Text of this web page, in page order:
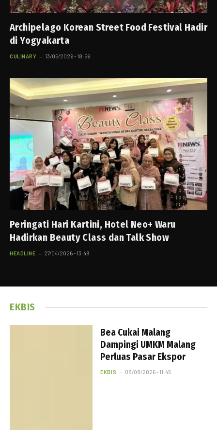
Archipelago Korean Street Food Festival Hadir
di Yogyakarta
CULINARY 13/05/2026 - 18:56
Peringati Hari Kartini, Hotel Neo+ Waru
Hadirkan Beauty Class dan Talk Show
HEADLINE 27/04/2026 - 13:49
EKBIS
Bea Cukai Malang
Dampingi UMKM Malang
Perluas Pasar Ekspor
EKBIS 08/08/2026 - 11:45